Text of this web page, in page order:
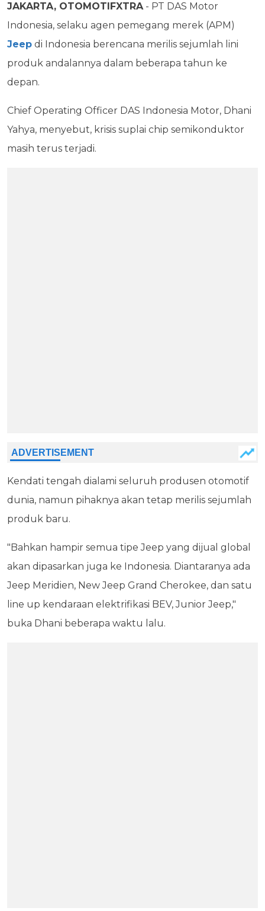
JAKARTA, OTOMOTIFXTRA- PT DAS Motor
Indonesia, selaku agen pemegang merek (APM)
Jeep di Indonesia berencana merilis sejumlah lini
produk andalannya dalam beberapa tahun ke
depan.
Chief Operating Officer DAS Indonesia Motor, Dhani
Yahya, menyebut, krisis suplai chip semikonduktor
masih terus terjadi.
Kendati tengah dialami seluruh produsen otomotif
dunia, namun pihaknya akan tetap merilis sejumlah
produk baru.
"Bahkan hampir semua tipe Jeep yang dijual global
akan dipasarkan juga ke Indonesia. Diantaranya ada
Jeep Meridien, New Jeep Grand Cherokee, dan satu
line up kendaraan elektrifikasi BEV, Junior Jeep,"
buka Dhani beberapa waktu lalu.